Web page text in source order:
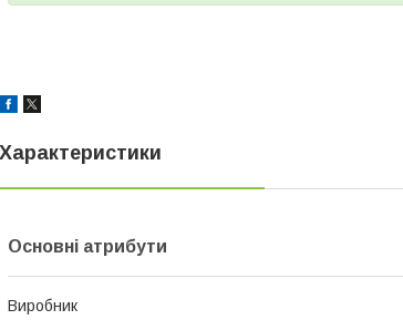
Характеристики
Основні атрибути
Виробник